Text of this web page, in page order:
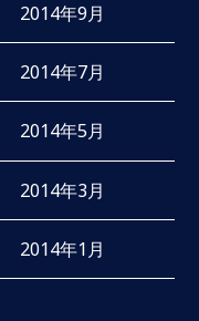
2014年9月
2014年7月
2014年5月
2014年3月
2014年1月